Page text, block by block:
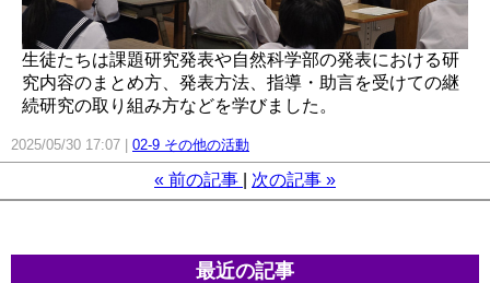
生徒たちは課題研究発表や自然科学部の発表における研
究内容のまとめ方、発表方法、指導・助言を受けての継
続研究の取り組み方などを学びました。
2025/05/30 17:07 02-9 その他の活動
« 前の記事 次の記事 »
最近の記事